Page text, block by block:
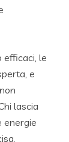
efficaci, le
e
lascia
energie